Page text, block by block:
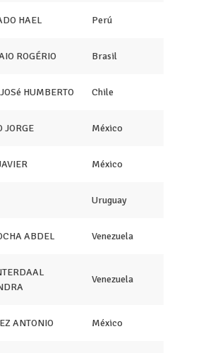
HAEL Perú
ROGÉRIO Brasil
HUMBERTO Chile
JORGE México
México
Uruguay
ABDEL Venezuela
Venezuela
ANTONIO México